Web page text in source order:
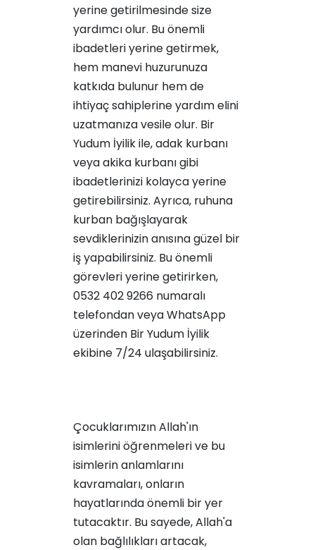
yerine getirilmesinde size
yardımcı olur. Bu önemli
ibadetleri yerine getirmek,
hem manevi huzurunuza
katkıda bulunur hem de
ihtiyaç sahiplerine yardım elini
uzatmanıza vesile olur. Bir
Yudum İyilik ile,adak kurbanı
veyaakika kurbanıgibi
ibadetlerinizi kolayca yerine
getirebilirsiniz. Ayrıca, ruhuna
kurban bağışlayarak
sevdiklerinizin anısına güzel bir
iş yapabilirsiniz. Bu önemli
görevleri yerine getirirken,
0532 402 9266 numaralı
telefondan veya WhatsApp
üzerinden Bir Yudum İyilik
ekibine 7/24 ulaşabilirsiniz.
Çocuklarımızın Allah'ın
isimlerini öğrenmeleri ve bu
isimlerin anlamlarını
kavramaları, onların
hayatlarında önemli bir yer
tutacaktır. Bu sayede, Allah'a
olan bağlılıkları artacak,